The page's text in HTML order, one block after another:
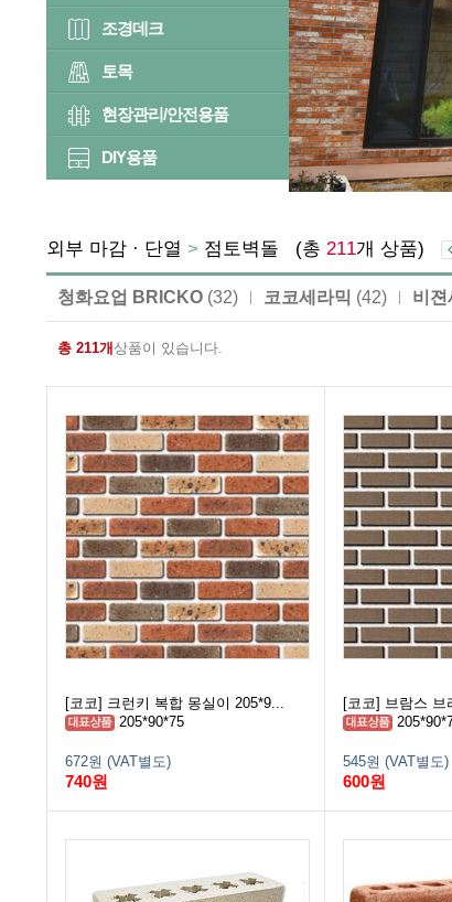
조경데크
토목
현장관리/안전용품
DIY용품
외부 마감 · 단열 > 점토벽돌 (총 211개 상품)
청화요업 BRICKO (32) 코코세라믹 (42) 비젼
총 211개 상품이 있습니다.
[코코] 크런키 복합 몽실이 205*9...
205*90*75
672원 (VAT별도)
740원
[코코] 브람스 브
545원 (VAT별도)
600원